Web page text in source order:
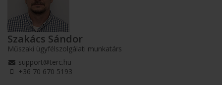
Szakács Sándor
Műszaki ügyfélszolgálati munkatárs
support@terc.hu
+36 70 670 5193